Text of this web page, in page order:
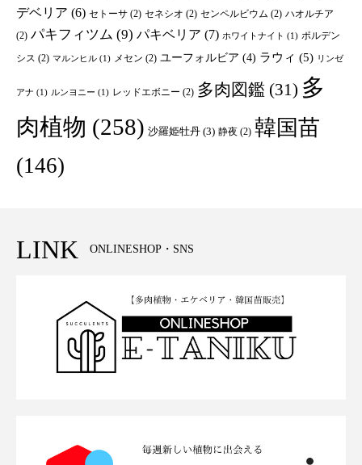
デベリア (6) セトーサ (2) セネシオ (2) センペルビウム (2) ハオルチア
(2) パキフィツム (9) パキベリア (7) ホワイトナイト (1) ポルデン
シス (2) マルンヒル (1) メセン (2) ユーフォルビア (4) ラウィ (5) リンゼ
アナ (1) ルンヨニー (1) レッドエボニー (2) 多肉図鑑 (31) 多
肉植物 (258) 沙羅姫牡丹 (3) 静夜 (2) 韓国苗
(146)
LINK ONLINESHOP・SNS